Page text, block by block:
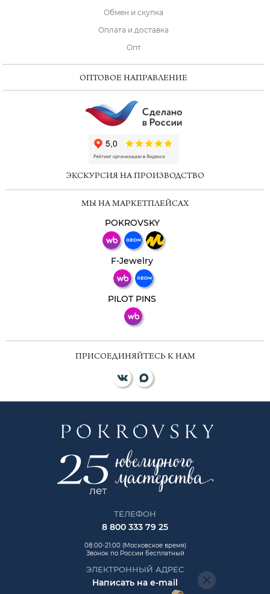
Обмен и скупка
Оплата и доставка
Опт
ОПТОВОЕ НАПРАВЛЕНИЕ
ЭКСКУРСИЯ НА ПРОИЗВОДСТВО
МЫ НА МАРКЕТПЛЕЙСАХ
POKROVSKY
F-Jewelry
PILOT PINS
ПРИСОЕДИНЯЙТЕСЬ К НАМ
ТЕЛЕФОН
8 800 333 79 25
08:00-21:00 (Московское время)
Звонок по России бесплатный
ЭЛЕКТРОННЫЙ АДРЕС
Написать на e-mail